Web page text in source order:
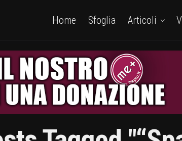
Home Sfoglia Articoli